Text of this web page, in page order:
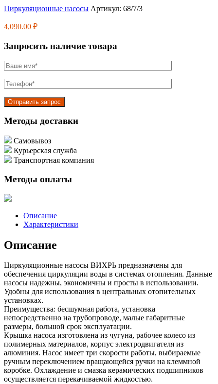
Циркуляционные насосы Артикул: 68/7/3
4,090.00 ₽
Запросить наличие товара
Методы доставки
Самовывоз
Курьерская служба
Транспортная компания
Методы оплаты
Описание
Характеристики
Описание
Циркуляционные насосы ВИХРЬ предназначены для
обеспечения циркуляции воды в системах отопления. Данные
насосы надежны, экономичны и просты в использовании.
Удобны для использования в центральных отопительных
установках.
Преимущества: бесшумная работа, установка
непосредственно на трубопроводе, малые габаритные
размеры, большой срок эксплуатации.
Крышка насоса изготовлена из чугуна, рабочее колесо из
полимерных материалов, корпус электродвигателя из
алюминия. Насос имеет три скорости работы, выбираемые
ручным переключением вращающейся ручки на клеммной
коробке. Охлаждение и смазка керамических подшипников
осуществляется перекачиваемой жидкостью.